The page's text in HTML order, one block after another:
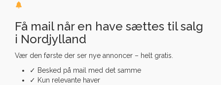
Få mail når en have sættes til salg
i Nordjylland
Vær den første der ser nye annoncer – helt gratis.
✓ Besked på mail med det samme
✓ Kun relevante haver